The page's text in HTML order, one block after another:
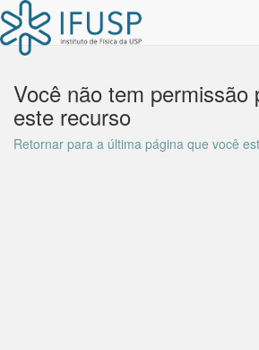
Você não tem permissão
este recurso
Retornar para a última página que você